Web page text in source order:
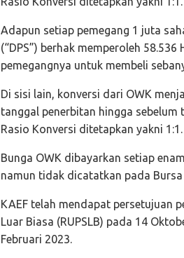
Adapun setiap pemegang 1 juta
(“DPS”) berhak memperoleh
pemegangnya untuk membeli
Di sisi lain, konversi dari OWK
tanggal penerbitan hingga
Rasio Konversi ditetapkan yakni 1:1.
Bunga OWK dibayarkan setiap
namun tidak dicatatkan pada Bursa
KAEF telah mendapat persetujuan
Luar Biasa (RUPSLB) pada 14
Februari 2023.